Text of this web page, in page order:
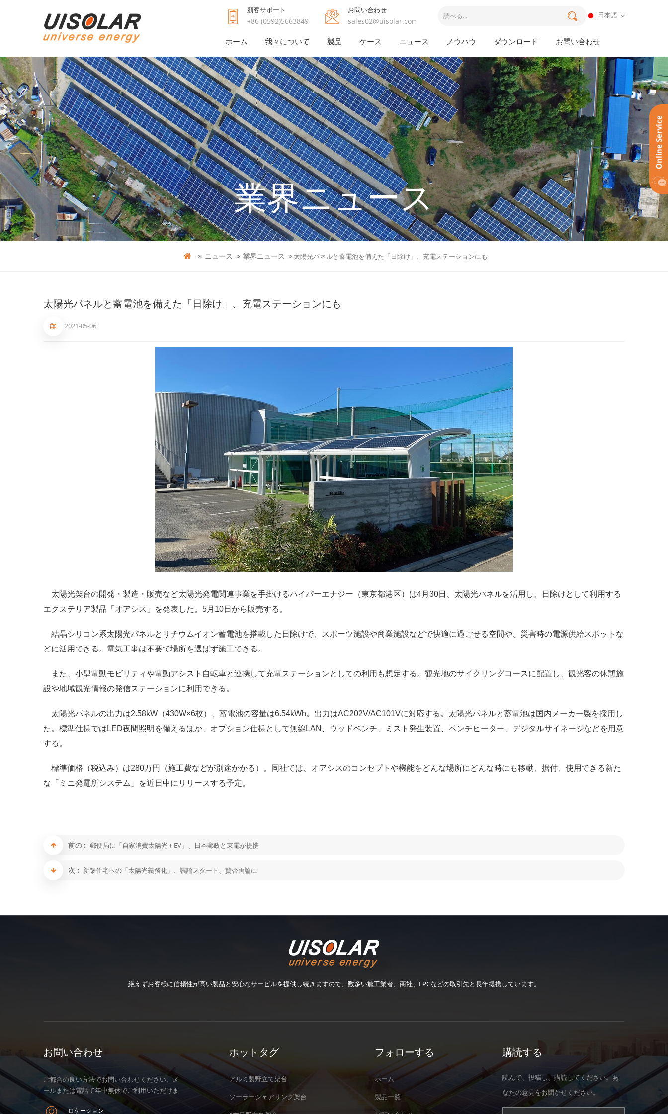
顧客サポート
+86 (0592)5663849
お問い合わせ
sales02@uisolar.com
日本語
ホーム 我々について 製品 ケース ニュース ノウハウ ダウンロード お問い合わせ
業界ニュース
ニュース 業界ニュース 太陽光パネルと蓄電池を備えた「日除け」、充電ステーションにも
太陽光パネルと蓄電池を備えた「日除け」、充電ステーションにも
2021-05-06
太陽光架台の開発・製造・販売など太陽光発電関連事業を手掛けるハイパーエナジー（東京都港区）は4月30日、太陽光パネルを活用し、日除けとして利用する
エクステリア製品「オアシス」を発表した。5月10日から販売する。
結晶シリコン系太陽光パネルとリチウムイオン蓄電池を搭載した日除けで、スポーツ施設や商業施設などで快適に過ごせる空間や、災害時の電源供給スポットな
どに活用できる。電気工事は不要で場所を選ばず施工できる。
また、小型電動モビリティや電動アシスト自転車と連携して充電ステーションとしての利用も想定する。観光地のサイクリングコースに配置し、観光客の休憩施
設や地域観光情報の発信ステーションに利用できる。
太陽光パネルの出力は2.58kW（430W×6枚）、蓄電池の容量は6.54kWh。出力はAC202V/AC101Vに対応する。太陽光パネルと蓄電池は国内メーカー製を採用し
た。標準仕様ではLED夜間照明を備えるほか、オプション仕様として無線LAN、ウッドベンチ、ミスト発生装置、ベンチヒーター、デジタルサイネージなどを用意
する。
標準価格（税込み）は280万円（施工費などが別途かかる）。同社では、オアシスのコンセプトや機能をどんな場所にどんな時にも移動、据付、使用できる新た
な「ミニ発電所システム」を近日中にリリースする予定。
前の : 郵便局に「自家消費太陽光＋EV」、日本郵政と東電が提携
次 : 新築住宅への「太陽光義務化」、議論スタート、賛否両論に
絶えずお客様に信頼性が高い製品と安心なサービルを提供し続きますので、数多い施工業者、商社、EPCなどの取引先と長年提携しています。
お問い合わせ
ご都合の良い方法でお問い合わせください。メ
ールまたは電話で年中無休でご利用いただけま
す。
ロケーション
ホットタグ
アルミ製野立て架台
ソーラーシェアリング架台
フォローする
ホーム
製品一覧
購読する
読んで、投稿し、購読してください。あ
なたの意見をお聞かせください。